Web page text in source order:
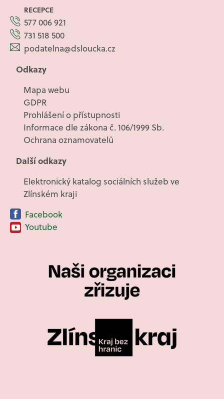
RECEPCE
577 006 921
731 518 500
podatelna@dsloucka.cz
Odkazy
Mapa webu
GDPR
Prohlášení o přístupnosti
Informace dle zákona č. 106/1999 Sb.
Ochrana oznamovatelů
Další odkazy
Elektronický katalog sociálních služeb ve
Zlínském kraji
Facebook
Youtube